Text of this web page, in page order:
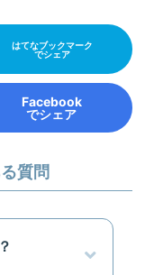
はてなブックマーク
でシェア
Facebook
でシェア
質問